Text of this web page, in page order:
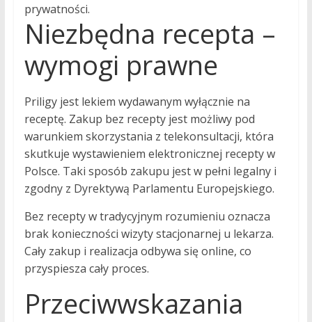
prywatności.
Niezbędna recepta –
wymogi prawne
Priligy jest lekiem wydawanym wyłącznie na
receptę. Zakup bez recepty jest możliwy pod
warunkiem skorzystania z telekonsultacji, która
skutkuje wystawieniem elektronicznej recepty w
Polsce. Taki sposób zakupu jest w pełni legalny i
zgodny z Dyrektywą Parlamentu Europejskiego.
Bez recepty w tradycyjnym rozumieniu oznacza
brak konieczności wizyty stacjonarnej u lekarza.
Cały zakup i realizacja odbywa się online, co
przyspiesza cały proces.
Przeciwwskazania